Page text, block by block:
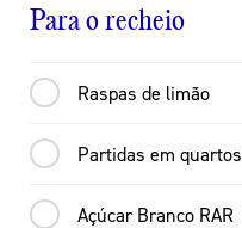
Para o recheio
Raspas de limão
Partidas em quartos
Açúcar Branco RAR